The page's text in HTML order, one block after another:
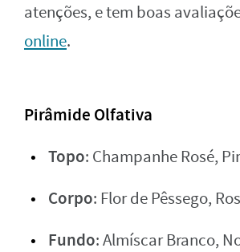
atenções, e tem boas
online.
Pirâmide Olfativa
Topo: Champanhe Rosé,
Corpo: Flor de Pêssego,
Fundo: Almíscar Branco,